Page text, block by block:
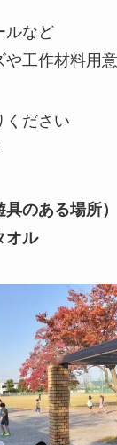
ルなど
工作材料用
ください
のある場所）
オル